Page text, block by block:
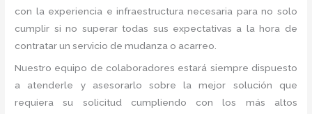
con la experiencia e infraestructura necesaria para no solo
cumplir si no superar todas sus expectativas a la hora de
contratar un servicio de mudanza o acarreo.
Nuestro equipo de colaboradores estará siempre dispuesto
a atenderle y asesorarlo sobre la mejor solución que
requiera su solicitud cumpliendo con los más altos